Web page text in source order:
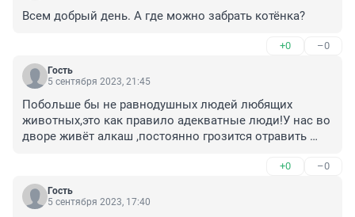
Всем добрый день. А где можно забрать котёнка?
+0 –0
Гость
5 сентября 2023, 21:45
Побольше бы не равнодушных людей любящих
животных,это как правило адекватные люди!У нас во
дворе живёт алкаш ,постоянно грозится отравить
+0 –0
Гость
5 сентября 2023, 17:40